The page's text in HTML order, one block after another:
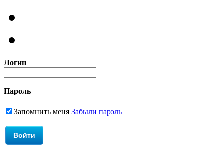
Логин
Пароль
Запомнить меня Забыли пароль